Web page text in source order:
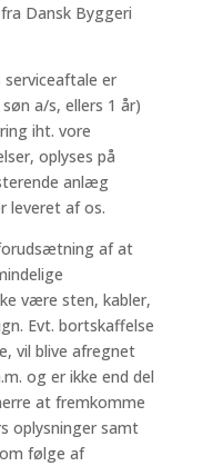
Dansk Byggeri
serviceaftale er
a/s, ellers 1 år)
iht. vore
oplyses på
anlæg
leveret af os.
af at
være sten, kabler,
Evt. bortskaffelse
vil blive afregnet
og er ikke end del
at fremkomme
oplysninger samt
følge af